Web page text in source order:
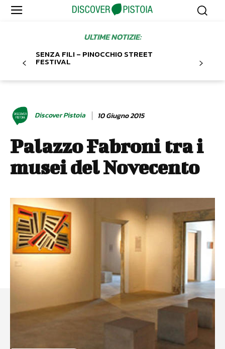
ULTIME NOTIZIE:
SENZA FILI – PINOCCHIO STREET
FESTIVAL
Discover Pistoia 10 Giugno 2015
Palazzo Fabroni tra i
musei del Novecento